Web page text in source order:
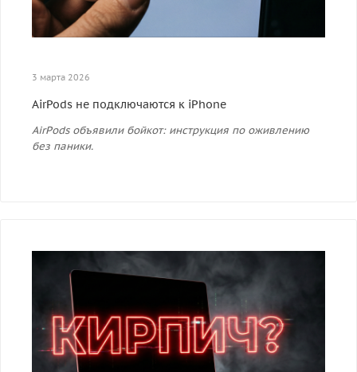
3 марта 2026
AirPods не подключаются к iPhone
AirPods объявили бойкот: инструкция по оживлению
без паники.